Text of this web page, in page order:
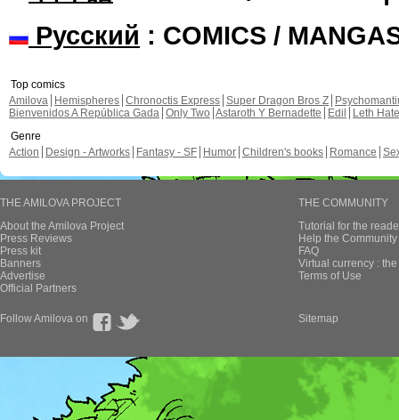
Русский : COMICS /
Top comics
Amilova
Hemispheres Chronoctis Express Super Dragon Bros Z
Bienvenidos A República Gada Only Two Astaroth Y Bernadette Edil
Leth Hate
Genre
Action
Design - Artworks Fantasy - SF Humor Children's books Romance
THE AMILOVA PROJECT
About the Amilova Project
Press Reviews
Press kit
Banners
Advertise
Official Partners
THE COMMUNITY
Tutorial for the
Help the
FAQ
Virtual currency :
Terms of Use
Follow Amilova on Sitemap